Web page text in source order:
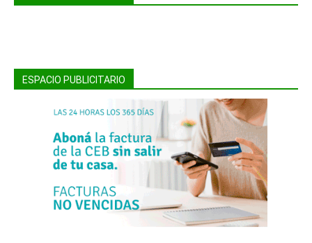
ESPACIO PUBLICITARIO